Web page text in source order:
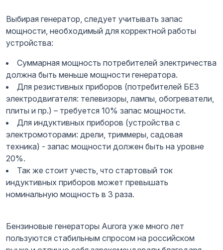
Выбирая генератор, следует учитывать запас
мощности, необходимый для корректной работы
устройства:
Суммарная мощность потребителей электричества
должна быть меньше мощности генератора.
Для резистивных приборов (потребителей БЕЗ
электродвигателя: телевизоры, лампы, обогреватели,
плиты и пр.) – требуется 10% запас мощности.
Для индуктивных приборов (устройства с
электромоторами: дрели, триммеры, садовая
техника) - запас мощности должен быть на уровне
20%.
Так же стоит учесть, что стартовый ток
индуктивных приборов может превышать
номинальную мощность в 3 раза.
Бензиновые генераторы Aurora уже много лет
пользуются стабильным спросом на российском